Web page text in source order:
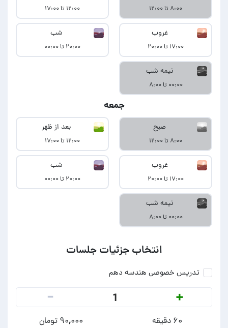
۸:۰۰ تا ۱۲:۰۰ ۱۲:۰۰ تا ۱۷:۰۰
غروب
۱۷:۰۰ تا ۲۰:۰۰
شب
۲۰:۰۰ تا ۰۰:۰۰
نیمه شب
۰۰:۰۰ تا ۸:۰۰
جمعه
صبح
۸:۰۰ تا ۱۲:۰۰
بعد از ظهر
۱۲:۰۰ تا ۱۷:۰۰
غروب
۱۷:۰۰ تا ۲۰:۰۰
شب
۲۰:۰۰ تا ۰۰:۰۰
نیمه شب
۰۰:۰۰ تا ۸:۰۰
انتخاب جزئیات جلسات
تدریس خصوصی هندسه دهم
+
1
-
۶۰ دقیقه ۹۰,۰۰۰ تومان